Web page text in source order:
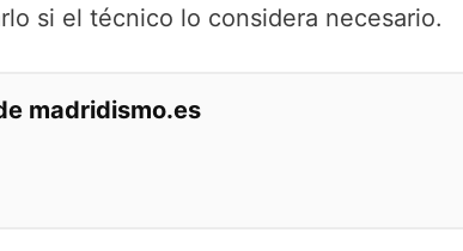
si el técnico lo considera necesario.
madridismo.es